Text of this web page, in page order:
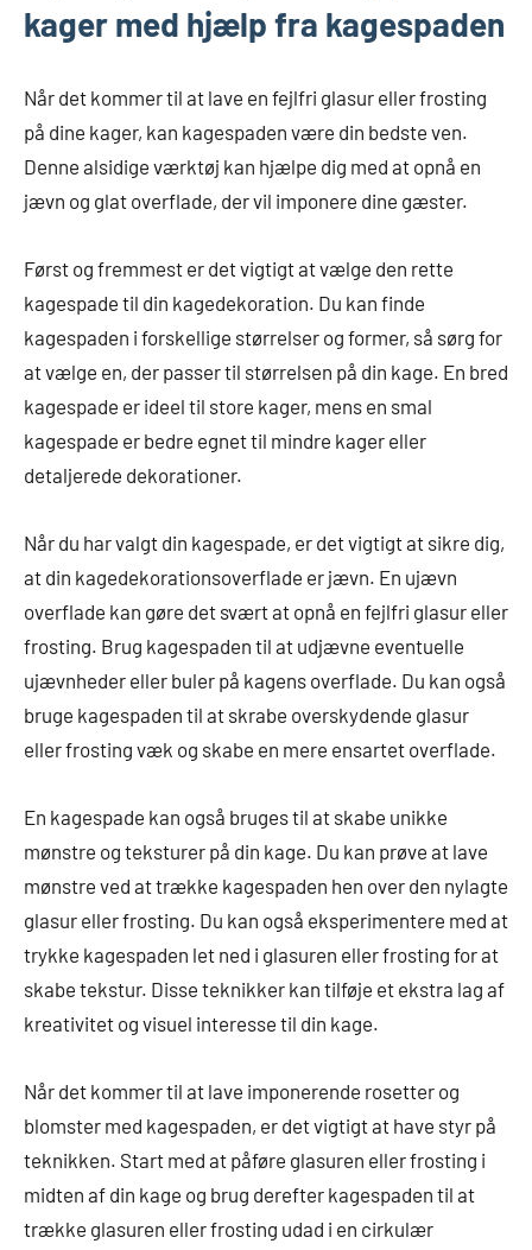
kager med hjælp fra kagespaden
Når det kommer til at lave en fejlfri glasur eller frosting
på dine kager, kan kagespaden være din bedste ven.
Denne alsidige værktøj kan hjælpe dig med at opnå en
jævn og glat overflade, der vil imponere dine gæster.
Først og fremmest er det vigtigt at vælge den rette
kagespade til din kagedekoration. Du kan finde
kagespaden i forskellige størrelser og former, så sørg for
at vælge en, der passer til størrelsen på din kage. En bred
kagespade er ideel til store kager, mens en smal
kagespade er bedre egnet til mindre kager eller
detaljerede dekorationer.
Når du har valgt din kagespade, er det vigtigt at sikre dig,
at din kagedekorationsoverflade er jævn. En ujævn
overflade kan gøre det svært at opnå en fejlfri glasur eller
frosting. Brug kagespaden til at udjævne eventuelle
ujævnheder eller buler på kagens overflade. Du kan også
bruge kagespaden til at skrabe overskydende glasur
eller frosting væk og skabe en mere ensartet overflade.
En kagespade kan også bruges til at skabe unikke
mønstre og teksturer på din kage. Du kan prøve at lave
mønstre ved at trække kagespaden hen over den nylagte
glasur eller frosting. Du kan også eksperimentere med at
trykke kagespaden let ned i glasuren eller frosting for at
skabe tekstur. Disse teknikker kan tilføje et ekstra lag af
kreativitet og visuel interesse til din kage.
Når det kommer til at lave imponerende rosetter og
blomster med kagespaden, er det vigtigt at have styr på
teknikken. Start med at påføre glasuren eller frosting i
midten af din kage og brug derefter kagespaden til at
trække glasuren eller frosting udad i en cirkulær